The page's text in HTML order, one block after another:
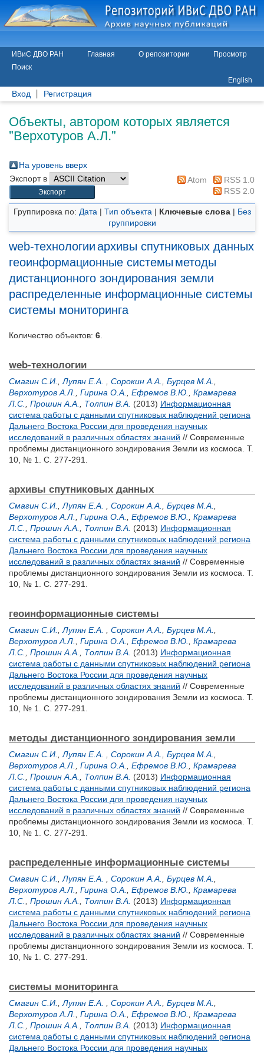
ИВиС ДВО РАН Главная О репозитории
Просмотр
Поиск
English
Вход Регистрация
Объекты, автором которых является
"Верхотуров А.Л."
На уровень вверх
Экспорт в
Atom
RSS 1.0
RSS 2.0
Группировка по: Дата | Тип объекта | Ключевые слова| Без
группировки
web-технологииархивы спутниковых данных
геоинформационные системы методы
дистанционного зондирования земли
распределенные информационные системы
системы мониторинга
Количество объектов: 6
web-технологии
Смагин С.И. Лупян Е.А. Сорокин А.А. Бурцев М.А.
Верхотуров А.Л.
Гирина О.А. Ефремов В.Ю.
Крамарева
Л.С.
Прошин А.А. Толпин В.А. (2013) Информационная
система работы с данными спутниковых наблюдений региона
Дальнего Востока России для проведения научных
исследований в различных областях знаний // Современные
проблемы дистанционного зондирования Земли из космоса. Т.
10, № 1. С. 277-291.
архивы спутниковых данных
Смагин С.И. Лупян Е.А. Сорокин А.А. Бурцев М.А.
Верхотуров А.Л.
Гирина О.А. Ефремов В.Ю.
Крамарева
Л.С.
Прошин А.А. Толпин В.А. (2013) Информационная
система работы с данными спутниковых наблюдений региона
Дальнего Востока России для проведения научных
исследований в различных областях знаний // Современные
проблемы дистанционного зондирования Земли из космоса. Т.
10, № 1. С. 277-291.
геоинформационные системы
Смагин С.И. Лупян Е.А. Сорокин А.А. Бурцев М.А.
Верхотуров А.Л.
Гирина О.А. Ефремов В.Ю.
Крамарева
Л.С.
Прошин А.А. Толпин В.А. (2013) Информационная
система работы с данными спутниковых наблюдений региона
Дальнего Востока России для проведения научных
исследований в различных областях знаний // Современные
проблемы дистанционного зондирования Земли из космоса. Т.
10, № 1. С. 277-291.
методы дистанционного зондирования земли
Смагин С.И. Лупян Е.А. Сорокин А.А. Бурцев М.А.
Верхотуров А.Л.
Гирина О.А. Ефремов В.Ю.
Крамарева
Л.С.
Прошин А.А. Толпин В.А. (2013) Информационная
система работы с данными спутниковых наблюдений региона
Дальнего Востока России для проведения научных
исследований в различных областях знаний // Современные
проблемы дистанционного зондирования Земли из космоса. Т.
10, № 1. С. 277-291.
распределенные информационные системы
Смагин С.И. Лупян Е.А. Сорокин А.А. Бурцев М.А.
Верхотуров А.Л.
Гирина О.А. Ефремов В.Ю.
Крамарева
Л.С.
Прошин А.А. Толпин В.А. (2013) Информационная
система работы с данными спутниковых наблюдений региона
Дальнего Востока России для проведения научных
исследований в различных областях знаний // Современные
проблемы дистанционного зондирования Земли из космоса. Т.
10, № 1. С. 277-291.
системы мониторинга
Смагин С.И. Лупян Е.А. Сорокин А.А. Бурцев М.А.
Верхотуров А.Л.
Гирина О.А. Ефремов В.Ю.
Крамарева
Л.С.
Прошин А.А. Толпин В.А. (2013) Информационная
система работы с данными спутниковых наблюдений региона
Дальнего Востока России для проведения научных